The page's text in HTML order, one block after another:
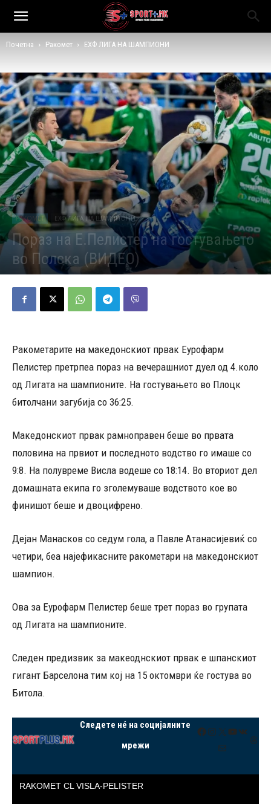
Почетна Ракомет ЕХФ ЛИГА НА ШАМПИОНИ
РАКОМЕТ ЕХФ ЛИГА НА ШАМПИОНИ
Пораз на Е.Пелистер на гостувањето
во Полска (ВИДЕО)
Објавено од ДД - 08/10/2025 491
Ракометарите на македонскиот првак Еурофарм
Пелистер претрпеа пораз на вечерашниот дуел од 4.коло
од Лигата на шампионите. На гостувањето во Плоцк
битолчани загубија со 36:25.
Македонскиот првак рамноправен беше во првата
половина на првиот и последното водство го имаше со
9:8. На полувреме Висла водеше со 18:14. Во вториот дел
домашната екипа го зголемуваше водството кое во
финишот беше и двоцифрено.
Дејан Манасков со седум гола, а Павле Атанасијевиќ со
четири, беа најефикасните ракометари на македонскиот
шампион.
Ова за Еурофарм Пелистер беше трет пораз во групата
од Лигата на шампионите.
Следен предизвик за макеоднскиот првак е шпанскиот
гигант Барселона тим кој на 15 октомври ќе гостува во
Битола.
Следете нé на социјалните
мрежи
Facebook
Instagram
X YouTube
VK
Mail